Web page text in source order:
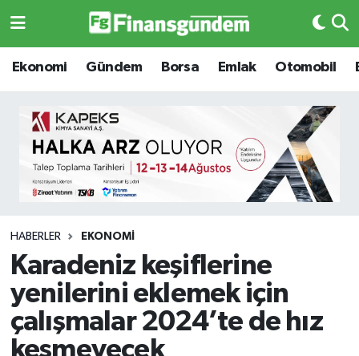
Ekonomi Gündem Borsa Emlak Otomobil
HABERLER EKONOMI
Karadeniz keşiflerine
yenilerini eklemek için
çalışmalar 2024’te de hız
kesmeyecek
Ekonomi
Borsa
Emlak
Otomobil
Gizlilik Sözleşmesi
Hakkımızda
Ekonomi
Borsa
Emlak
Emtia
BITCOIN
Yapay Zeka